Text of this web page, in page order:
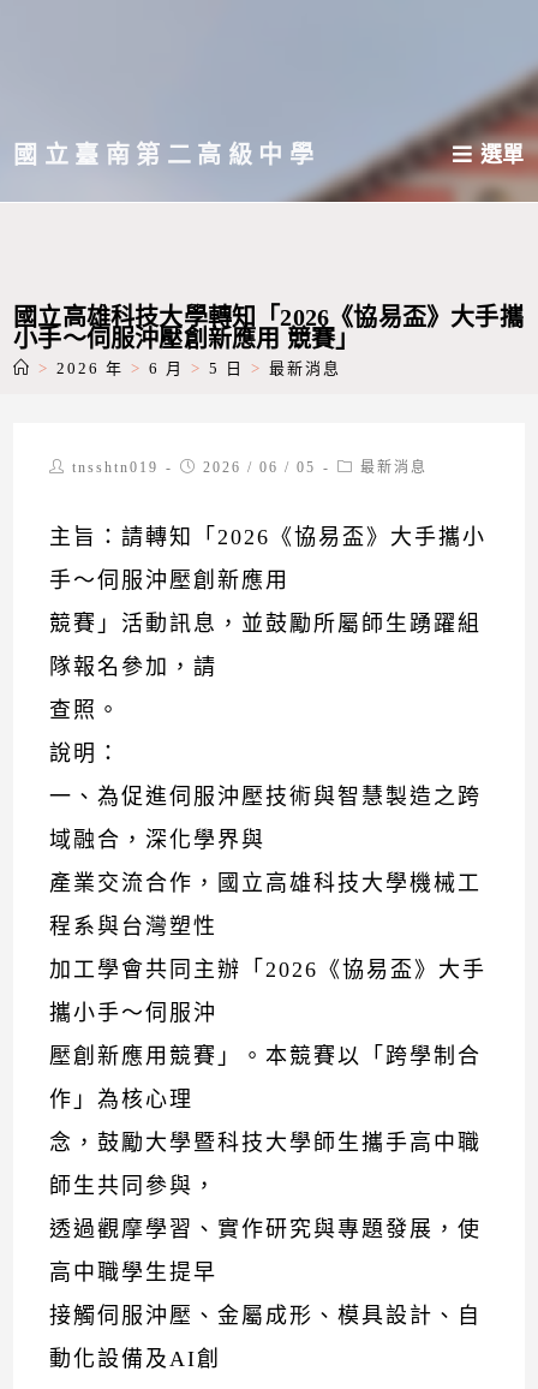
主國立臺南第二高級中學 選單
國立高雄科技大學轉知「2026《協易盃》大手攜
小手～伺服沖壓創新應用 競賽」
> 2026 年 > 6 月 > 5 日 > 最新消息
Posttnsshtn019
Post2026 / 06 / 05
Post最新消息
主旨：請轉知「2026《協易盃》大手攜小
手～伺服沖壓創新應用
競賽」活動訊息，並鼓勵所屬師生踴躍組
隊報名參加，請
查照。
說明：
一、為促進伺服沖壓技術與智慧製造之跨
域融合，深化學界與
產業交流合作，國立高雄科技大學機械工
程系與台灣塑性
加工學會共同主辦「2026《協易盃》大手
攜小手～伺服沖
壓創新應用競賽」。本競賽以「跨學制合
作」為核心理
念，鼓勵大學暨科技大學師生攜手高中職
師生共同參與，
透過觀摩學習、實作研究與專題發展，使
高中職學生提早
接觸伺服沖壓、金屬成形、模具設計、自
動化設備及AI創